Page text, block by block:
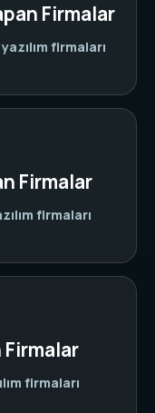
Firmalar
firmaları
Firmalar
firmaları
Firmalar
firmaları